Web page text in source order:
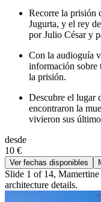
Recorre la prisión
Jugurta, y el rey
por Julio César y
Con la audioguía
información sobre
la prisión.
Descubre el lugar
encontraron la
vivieron sus
desde
10 €
Ver fechas disponibles
Slide 1 of 14,
architecture details.